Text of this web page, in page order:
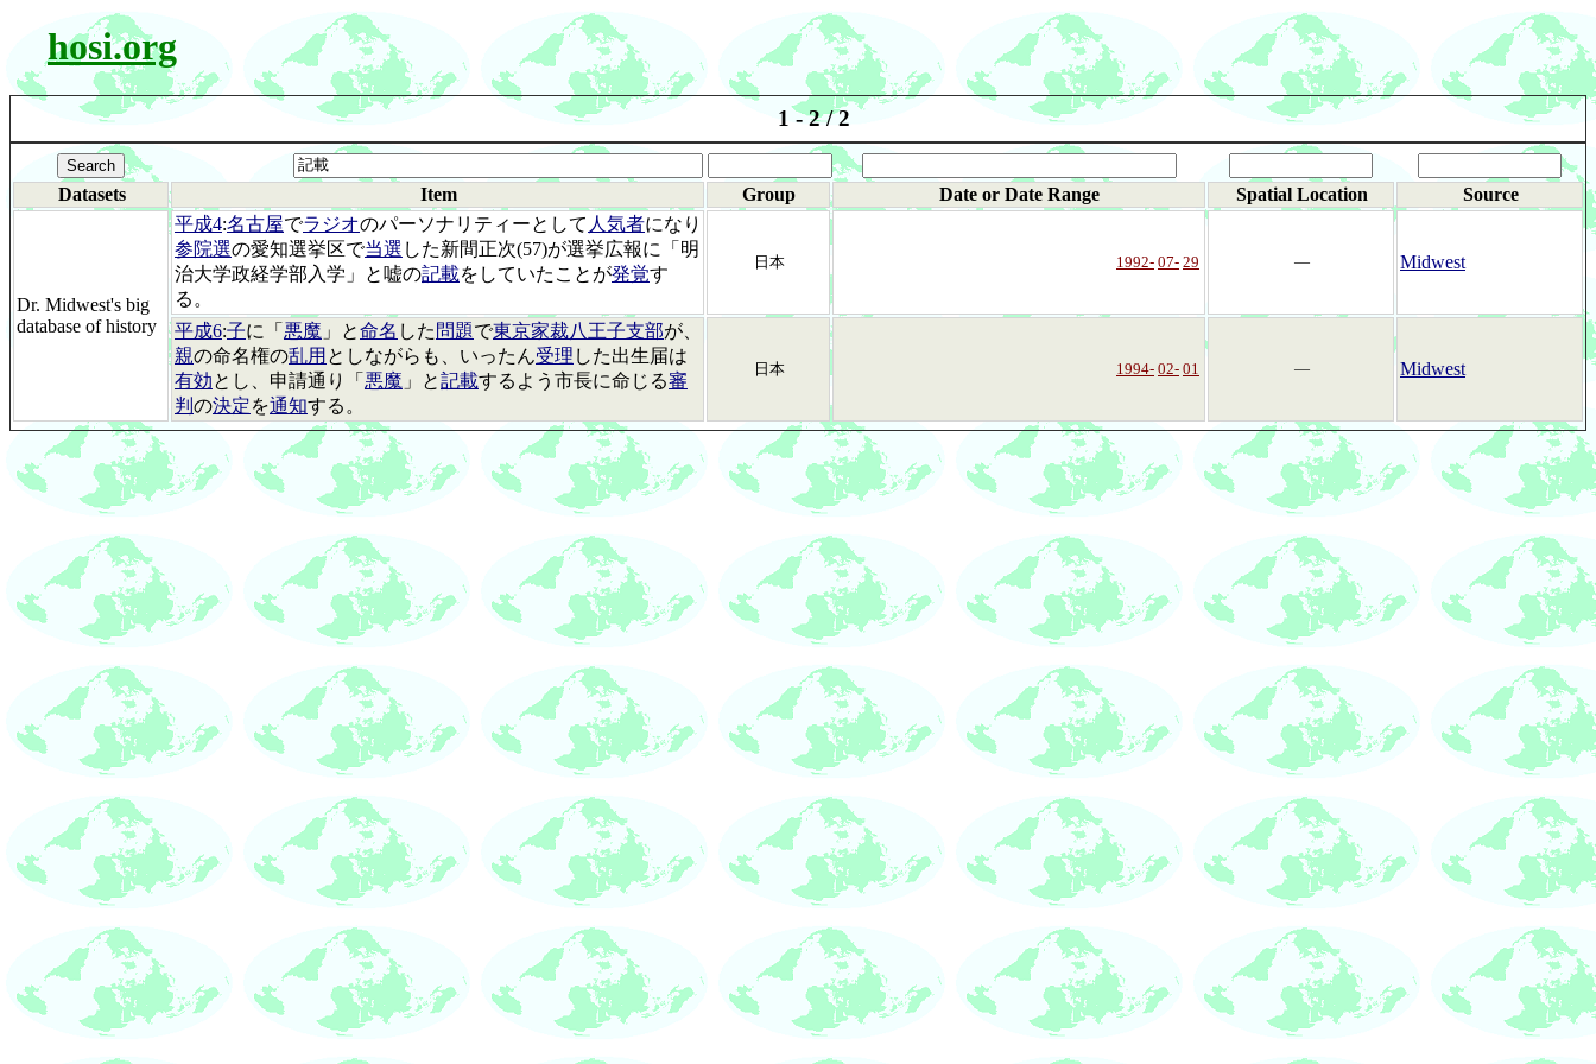
hosi.org
1 - 2 / 2
Datasets Item Group Date or Date Range Spatial Location Source
Dr. Midwest's big
database of history
平成4:名古屋でラジオのパーソナリティーとして 人気者になり
参院選の愛知選挙区で当選 した新間正次(57)が選挙広報に「明
治大学政経学部入学」と嘘の記載をしていたことが発覚す
る。
日本 1992- 07- 29 ― Midwest
平成6:子に「 悪魔 」と命名 した 問題で東京家裁八王子支部が、
親の命名権の乱用 としながらも、いったん受理 した出生届は
有効とし、申請通り「 悪魔 」と記載するよう市長に命じる審
判 の決定を通知する。
日本 1994- 02- 01 ― Midwest